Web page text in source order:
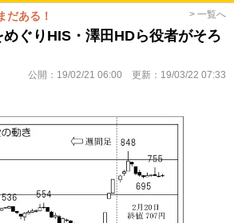
だある！ > 一覧へ
めぐりHIS・澤田HDら役者がそろ
公開： 19/02/21 06:00 更新： 19/03/22 07:33